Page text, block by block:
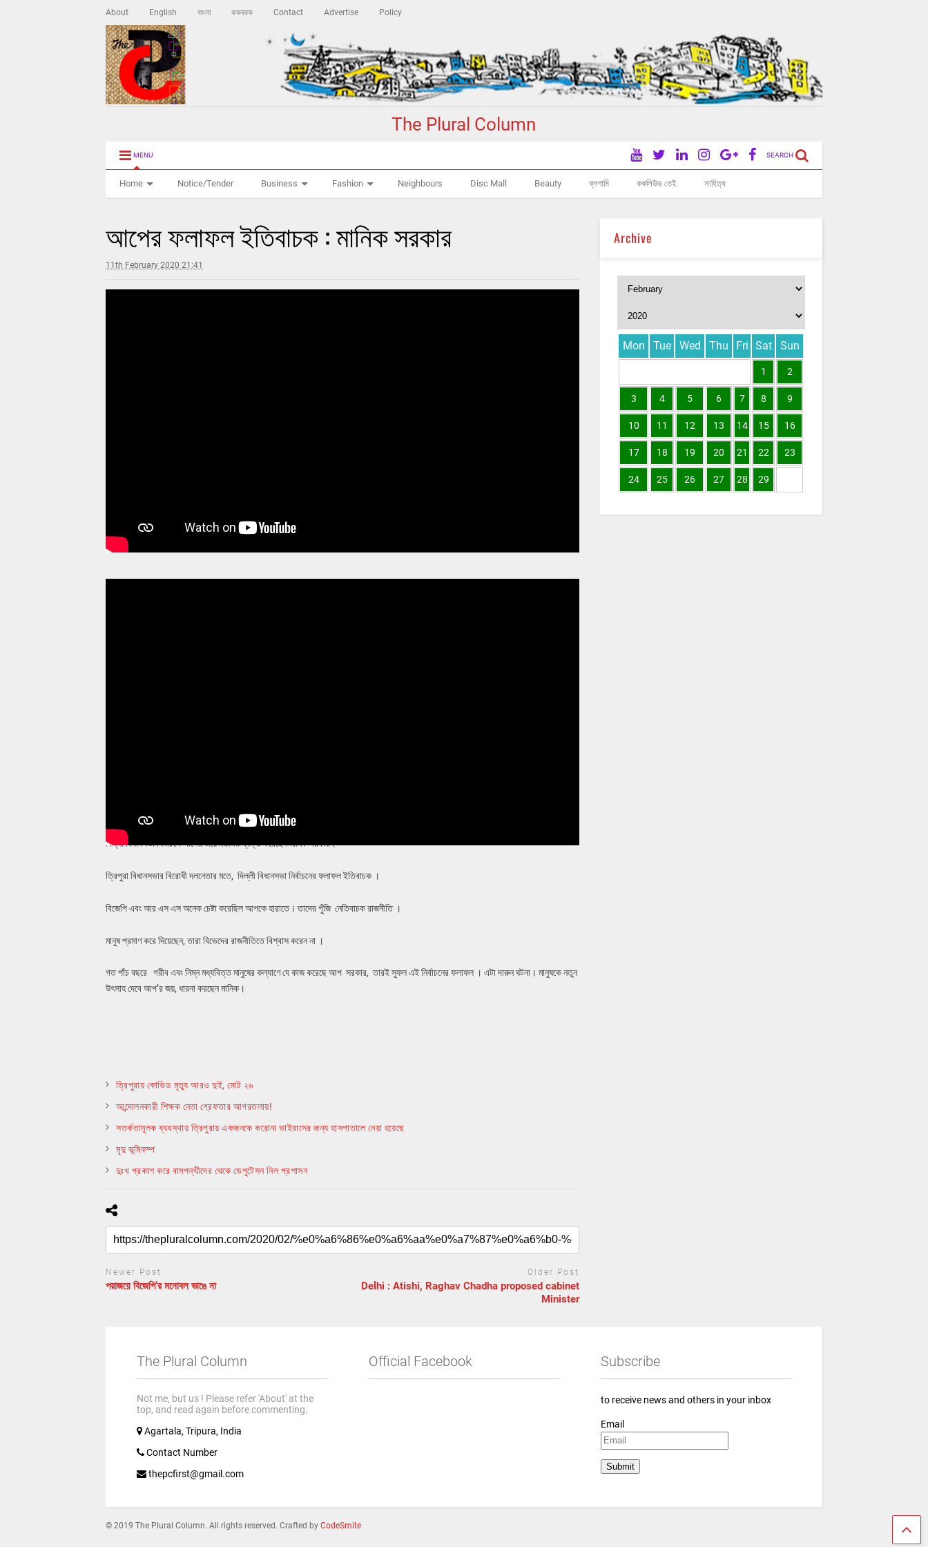
About English বাংলা ককবরক Contact Advertise Policy
The Plural Column
MENU SEARCH
Home Notice/Tender Business Fashion Neighbours Disc Mall Beauty ব্লগামি ককলিউড তেই সাহিত্য
আপের ফলাফল ইতিবাচক : মানিক সরকার
11th February 2020 21:41
দিল্লী বিধানসভা নির্বাচনে আপের জয়ে মতামত ব্যক্ত করেছেন মানিক সরকার।
ত্রিপুরা বিধানসভার বিরোধী দলনেতার মতে, দিল্লী বিধানসভা নির্বাচনের ফলাফল ইতিবাচক ।
বিজেপি এবং আর এস এস অনেক চেষ্টা করেছিল আপকে হারাতে। তাদের পুঁজি নেতিবাচক রাজনীতি ।
মানুষ প্রমাণ করে দিয়েছেন, তারা বিভেদের রাজনীতিতে বিশ্বাস করেন না ।
গত পাঁচ বছরে গরীব এবং নিম্ন মধ্যবিত্ত মানুষের কল্যাণে যে কাজ করেছে আপ সরকার, তারই সুফল এই নির্বাচনের ফলাফল । এটা দারুন ঘটনা। মানুষকে নতুন
উৎসাহ দেবে আপ’র জয়, ধারনা করছেন মানিক।
ত্রিপুরায় কোভিড মৃত্যু আরও দুই, মোট ২৬
আন্দোলনকারী শিক্ষক নেতা গ্রেফতার আগরতলায়!
সতর্কতামূলক ব্যবস্থায় ত্রিপুরায় একজনকে করোনা ভাইরাসের জন্য হাসপাতালে নেয়া হয়েছে
মৃদু ভূমিকম্প
দুঃখ প্রকাশ করে বামপন্থীদের থেকে ডেপুটেসন নিল প্রশাসন
Newer Post
পরাজয়ে বিজেপি’র মনোবল ভাঙে না
Older Post
Delhi : Atishi, Raghav Chadha proposed cabinet
Minister
Archive
Mon Tue Wed Thu Fri Sat Sun
1 2
3 4 5 6 7 8 9
10 11 12 13 14 15 16
17 18 19 20 21 22 23
24 25 26 27 28 29
The Plural Column
Not me, but us ! Please refer 'About' at the
top, and read again before commenting.
Agartala, Tripura, India
Contact Number
thepcfirst@gmail.com
Official Facebook Subscribe
to receive news and others in your inbox
Email
© 2019 The Plural Column. All rights reserved. Crafted byCodeSmite